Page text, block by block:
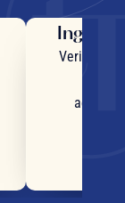
Veri pezzi